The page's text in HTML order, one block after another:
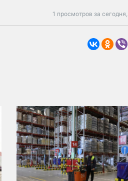
1 просмотров за сегодня,